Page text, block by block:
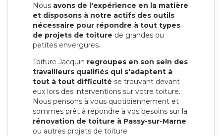
Nous avons de l'expérience en la matière
et disposons à notre actifs des outils
nécessaire pour répondre à tout types
de projets de toiture de grandes ou
petites envergures.
Toiture Jacquin regroupes en son sein des
travailleurs qualifiés qui s'adaptent à
tout à tout difficulté se trouvant devant
eux lors des interventions sur votre toiture.
Nous pensons à vous quotidiennement et
sommes prêt à répondre à vos besoins sur la
rénovation de toiture à Passy-sur-Marne
ou autres projets de toiture.